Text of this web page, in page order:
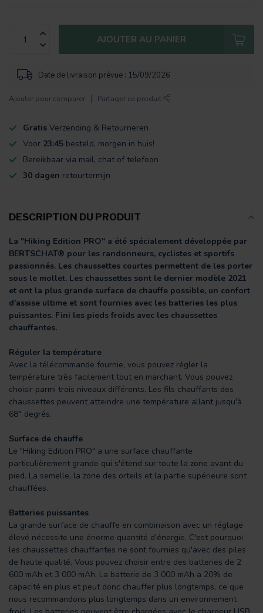
AJOUTER AU PANIER
Date de livraison prévue : 15/09/2026
Ajouter pour comparer Partager ce produit
Gratis Verzending & Retourneren
Voor 23:45 besteld, morgen in huis!
Bereikbaar via mail, chat of telefoon
30 dagen retourtermijn
DESCRIPTION DU PRODUIT
La "Hiking Edition PRO" a été spécialement développée par
BERTSCHAT® pour les randonneurs, cyclistes et sportifs
passionnés. Les chaussettes courtes permettent de les porter
sous le mollet. Les chaussettes sont le dernier modèle 2021
et ont la plus grande surface de chauffe possible, un confort
d'assise ultime et sont fournies avec les batteries les plus
puissantes. Fini les pieds froids avec les chaussettes
chauffantes.
Réguler la température
Avec la télécommande fournie, vous pouvez régler la
température très facilement tout en marchant. Vous pouvez
choisir parmi trois niveaux différents. Les fils chauffants des
chaussettes peuvent atteindre une température allant jusqu'à
68° degrés.
Surface de chauffe
Le "Hiking Edition PRO" a une surface chauffante
particulièrement grande qui s'étend sur toute la zone avant du
pied. La semelle, la zone des orteils et la partie supérieure sont
chauffées.
Batteries puissantes
La grande surface de chauffe en combinaison avec un réglage
élevé nécessite une énorme quantité d'énergie. C'est pourquoi
les chaussettes chauffantes ne sont fournies qu'avec des piles
de haute qualité. Vous pouvez choisir entre des batteries de 2
600 mAh et 3 000 mAh. La batterie de 3 000 mAh a 20% de
capacité en plus et peut donc chauffer plus longtemps, ce que
nous recommandons plus longtemps dans un environnement